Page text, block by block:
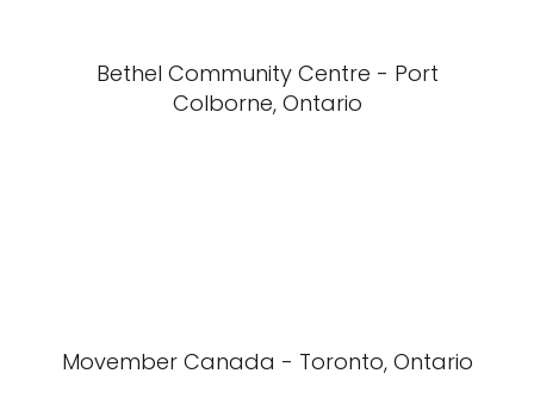
Bethel Community Centre - Port
Colborne, Ontario
Movember Canada - Toronto, Ontario